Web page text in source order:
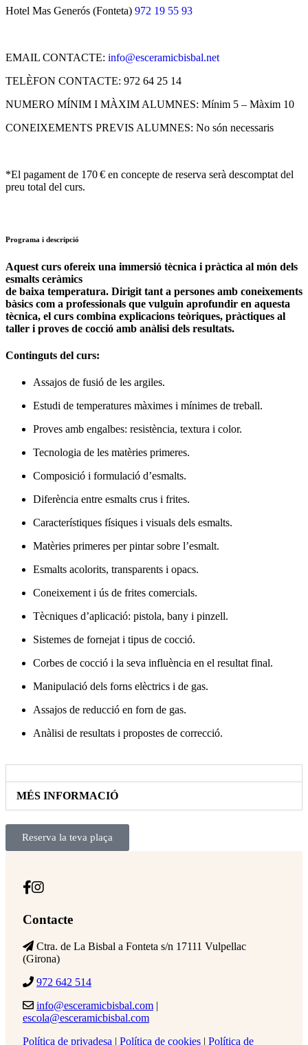
Hotel Mas Generós (Fonteta) 972 19 55 93
EMAIL CONTACTE: info@esceramicbisbal.net
TELÈFON CONTACTE: 972 64 25 14
NUMERO MÍNIM I MÀXIM ALUMNES: Mínim 5 – Màxim 10
CONEIXEMENTS PREVIS ALUMNES: No són necessaris
*El pagament de 170 € en concepte de reserva serà descomptat del
preu total del curs.
Programa i descripció
Aquest curs ofereix una immersió tècnica i pràctica al món dels
esmalts ceràmics
de baixa temperatura. Dirigit tant a persones amb coneixements
bàsics com a professionals que vulguin aprofundir en aquesta
tècnica, el curs combina explicacions teòriques, pràctiques al
taller i proves de cocció amb anàlisi dels resultats.
Continguts del curs:
Assajos de fusió de les argiles.
Estudi de temperatures màximes i mínimes de treball.
Proves amb engalbes: resistència, textura i color.
Tecnologia de les matèries primeres.
Composició i formulació d’esmalts.
Diferència entre esmalts crus i frites.
Característiques físiques i visuals dels esmalts.
Matèries primeres per pintar sobre l’esmalt.
Esmalts acolorits, transparents i opacs.
Coneixement i ús de frites comercials.
Tècniques d’aplicació: pistola, bany i pinzell.
Sistemes de fornejat i tipus de cocció.
Corbes de cocció i la seva influència en el resultat final.
Manipulació dels forns elèctrics i de gas.
Assajos de reducció en forn de gas.
Anàlisi de resultats i propostes de correcció.
MÉS INFORMACIÓ
Reserva la teva plaça
Contacte
Ctra. de La Bisbal a Fonteta s/n 17111 Vulpellac
(Girona)
972 642 514
info@esceramicbisbal.com |
escola@esceramicbisbal.com
Política de privadesa | Política de cookies | Política de